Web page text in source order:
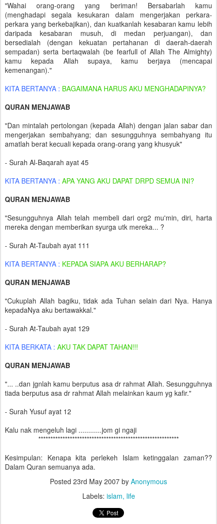
"Wahai orang-orang yang beriman! Bersabarlah kamu
(menghadapi segala kesukaran dalam mengerjakan perkara-
perkara yang berkebajikan), dan kuatkanlah kesabaran kamu lebih
daripada kesabaran musuh, di medan perjuangan), dan
bersedialah (dengan kekuatan pertahanan di daerah-daerah
sempadan) serta bertaqwalah (be fearfull of Allah The Almighty)
kamu kepada Allah supaya, kamu berjaya (mencapai
kemenangan)."
KITA BERTANYA : BAGAIMANA HARUS AKU MENGHADAPINYA?
QURAN MENJAWAB
"Dan mintalah pertolongan (kepada Allah) dengan jalan sabar dan
mengerjakan sembahyang; dan sesungguhnya sembahyang itu
amatlah berat kecuali kepada orang-orang yang khusyuk"
- Surah Al-Baqarah ayat 45
KITA BERTANYA : APA YANG AKU DAPAT DRPD SEMUA INI?
QURAN MENJAWAB
"Sesungguhnya Allah telah membeli dari org2 mu'min, diri, harta
mereka dengan memberikan syurga utk mereka... ?
- Surah At-Taubah ayat 111
KITA BERTANYA : KEPADA SIAPA AKU BERHARAP?
QURAN MENJAWAB
"Cukuplah Allah bagiku, tidak ada Tuhan selain dari Nya. Hanya
kepadaNya aku bertawakkal."
- Surah At-Taubah ayat 129
KITA BERKATA : AKU TAK DAPAT TAHAN!!!
QURAN MENJAWAB
"... ..dan jgnlah kamu berputus asa dr rahmat Allah. Sesungguhnya
tiada berputus asa dr rahmat Allah melainkan kaum yg kafir."
- Surah Yusuf ayat 12
Kalu nak mengeluh lagi ............jom gi ngaji
**********************************************************
Kesimpulan: Kenapa kita perlekeh Islam ketinggalan zaman??
Dalam Quran semuanya ada.
Posted 23rd May 2007 by Anonymous
Labels: islam life